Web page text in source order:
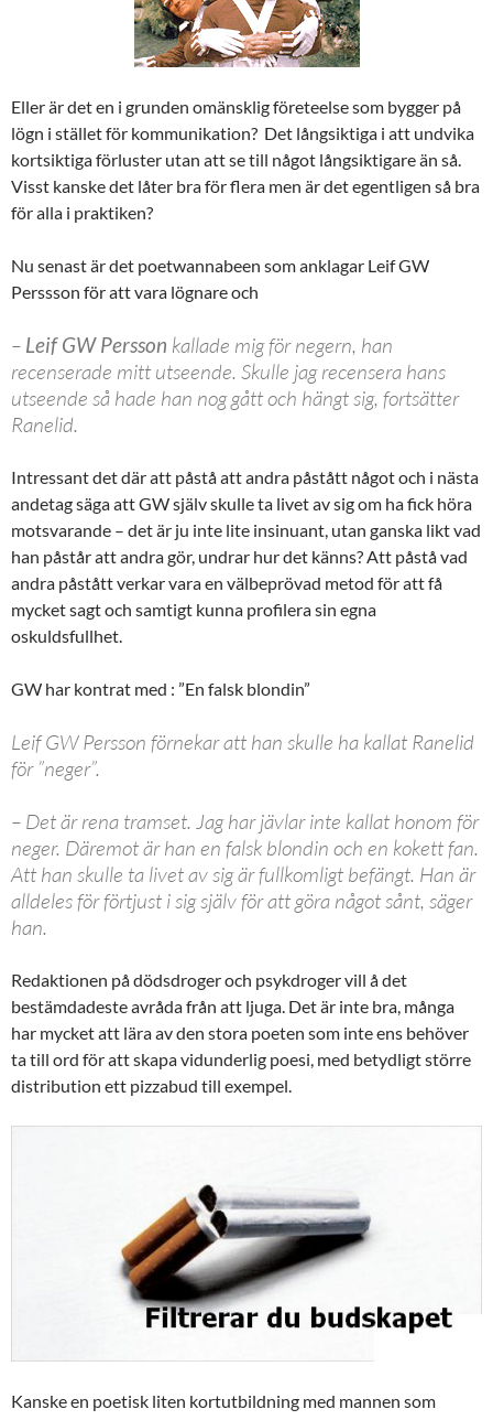
Eller är det en i grunden omänsklig företeelse som bygger på
lögn i stället för kommunikation? Det långsiktiga i att undvika
kortsiktiga förluster utan att se till något långsiktigare än så.
Visst kanske det låter bra för flera men är det egentligen så bra
för alla i praktiken?
Nu senast är det poetwannabeen som anklagar Leif GW
Perssson för att vara lögnare och
– Leif GW Persson kallade mig för negern, han
recenserade mitt utseende. Skulle jag recensera hans
utseende så hade han nog gått och hängt sig, fortsätter
Ranelid.
Intressant det där att påstå att andra påstått något och i nästa
andetag säga att GW själv skulle ta livet av sig om ha fick höra
motsvarande – det är ju inte lite insinuant, utan ganska likt vad
han påstår att andra gör, undrar hur det känns? Att påstå vad
andra påstått verkar vara en välbeprövad metod för att få
mycket sagt och samtigt kunna profilera sin egna
oskuldsfullhet.
GW har kontrat med : ”En falsk blondin”
Leif GW Persson förnekar att han skulle ha kallat Ranelid
för ”neger”.
– Det är rena tramset. Jag har jävlar inte kallat honom för
neger. Däremot är han en falsk blondin och en kokett fan.
Att han skulle ta livet av sig är fullkomligt befängt. Han är
alldeles för förtjust i sig själv för att göra något sånt, säger
han.
Redaktionen på dödsdroger och psykdroger vill å det
bestämdadeste avråda från att ljuga. Det är inte bra, många
har mycket att lära av den stora poeten som inte ens behöver
ta till ord för att skapa vidunderlig poesi, med betydligt större
distribution ett pizzabud till exempel.
Kanske en poetisk liten kortutbildning med mannen som